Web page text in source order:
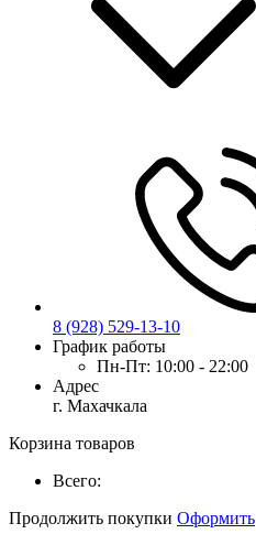
8 (928) 529-13-10
График работы
Пн-Пт: 10:00 - 22:00
Адрес
г. Махачкала
Корзина товаров
Всего:
Продолжить покупки Оформить